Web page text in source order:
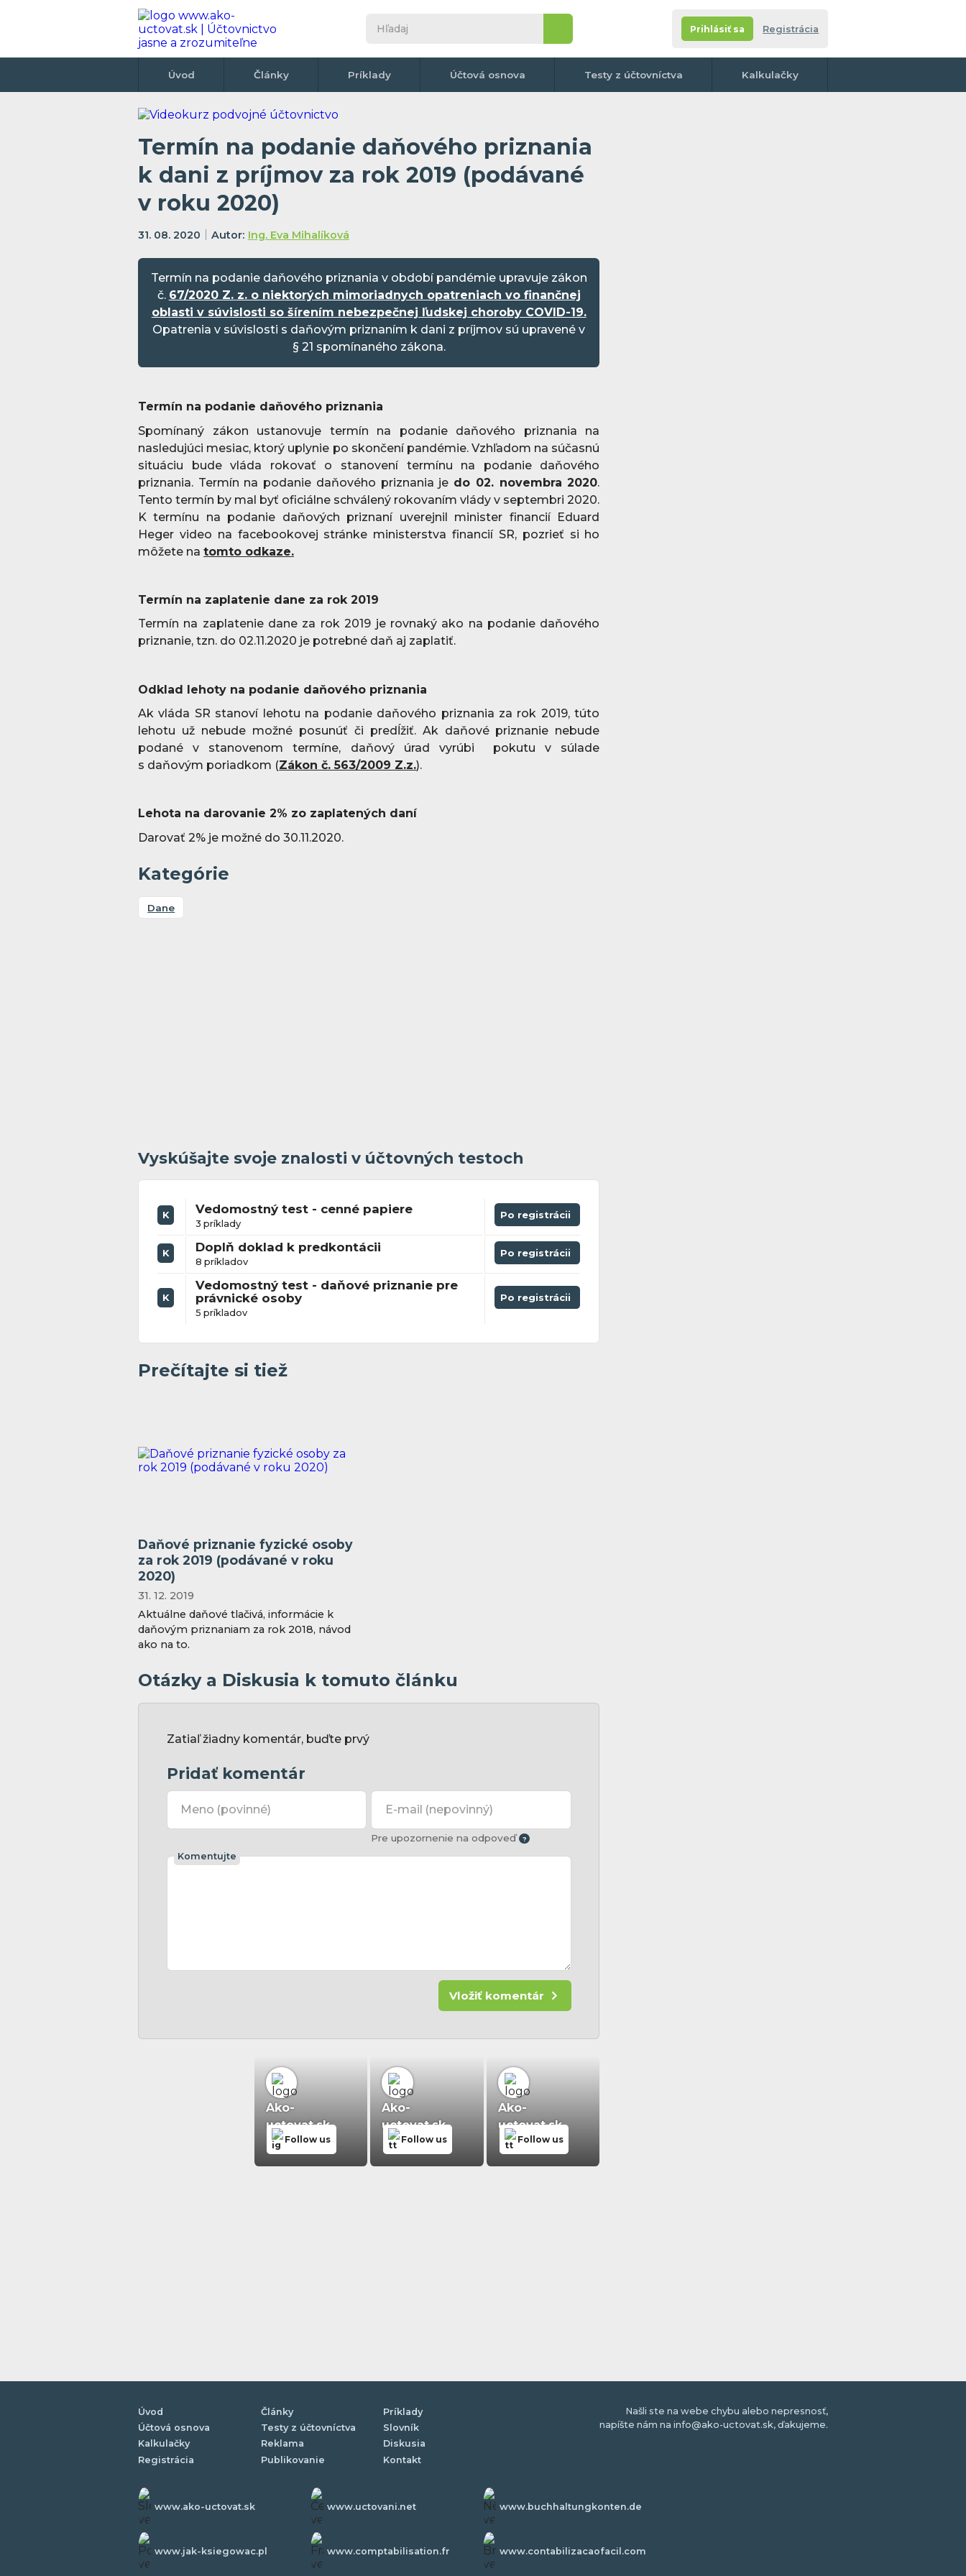
Prihlásiť sa Registrácia
Úvod Články Príklady Účtová osnova Testy z účtovníctva Kalkulačky
Termín na podanie daňového priznania
k dani z príjmov za rok 2019 (podávané
v roku 2020)
31. 08. 2020 Ing. Eva Mihalíková
Termín na podanie daňového priznania v období pandémie upravuje zákon
č. 67/2020 Z. z. o niektorých mimoriadnych opatreniach vo finančnej
oblasti v súvislosti so šírením nebezpečnej ľudskej choroby COVID-19.
Opatrenia v súvislosti s daňovým priznaním k dani z príjmov sú upravené v
§ 21 spomínaného zákona.
Termín na podanie daňového priznania
Spomínaný zákon ustanovuje termín na podanie daňového priznania na
nasledujúci mesiac, ktorý uplynie po skončení pandémie. Vzhľadom na súčasnú
situáciu bude vláda rokovať o stanovení termínu na podanie daňového
priznania. Termín na podanie daňového priznania je do 02. novembra 2020.
Tento termín by mal byť oficiálne schválený rokovaním vlády v septembri 2020.
K termínu na podanie daňových priznaní uverejnil minister financií Eduard
Heger video na facebookovej stránke ministerstva financií SR, pozrieť si ho
môžete na tomto odkaze.
Termín na zaplatenie dane za rok 2019
Termín na zaplatenie dane za rok 2019 je rovnaký ako na podanie daňového
priznanie, tzn. do 02.11.2020 je potrebné daň aj zaplatiť.
Odklad lehoty na podanie daňového priznania
Ak vláda SR stanoví lehotu na podanie daňového priznania za rok 2019, túto
lehotu už nebude možné posunúť či predĺžiť. Ak daňové priznanie nebude
podané v stanovenom termíne, daňový úrad vyrúbi pokutu v súlade
s daňovým poriadkom (Zákon č. 563/2009 Z.z.).
Lehota na darovanie 2% zo zaplatených daní
Darovať 2% je možné do 30.11.2020.
Kategórie
Dane
Vyskúšajte svoje znalosti v účtovných testoch
K Vedomostný test - cenné papiere
3 príklady
Po registrácii
K Doplň doklad k predkontácii
8 príkladov
Po registrácii
K
Vedomostný test - daňové priznanie pre
právnické osoby
5 príkladov
Po registrácii
Prečítajte si tiež
Daňové priznanie fyzické osoby
za rok 2019 (podávané v roku
2020)
31. 12. 2019
Aktuálne daňové tlačivá, informácie k
daňovým priznaniam za rok 2018, návod
ako na to.
Otázky a Diskusia k tomuto článku
Zatiaľ žiadny komentár, buďte prvý
Pridať komentár
Meno (povinné) E-mail (nepovinný)
Pre upozornenie na odpoveď
Komentujte
Vložiť komentár
Ako-
uctovat.sk
Follow us
Ako-
uctovat.sk
Follow us
Ako-
uctovat.sk
Follow us
Úvod Články
Príklady
Účtová osnova
Testy z účtovníctva
Slovník
Kalkulačky
Reklama
Diskusia
Registrácia
Publikovanie Kontakt
Našli ste na webe chybu alebo nepresnosť,
napíšte nám na info@ako-uctovat.sk, ďakujeme.
www.ako-uctovat.sk www.uctovani.net www.buchhaltungkonten.de
www.jak-ksiegowac.pl www.comptabilisation.fr www.contabilizacaofacil.com